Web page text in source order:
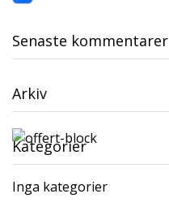
Senaste kommentarer
Arkiv
Kategorier
Inga kategorier